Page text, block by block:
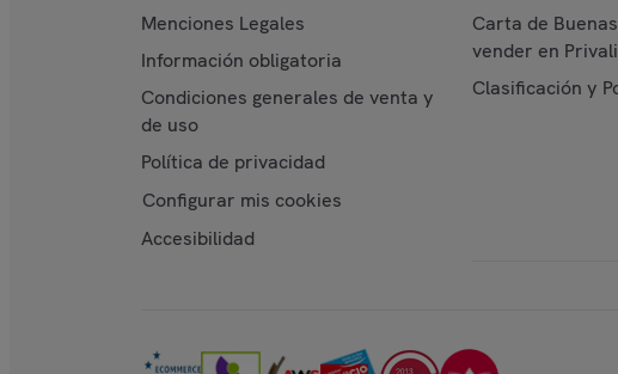
Menciones Legales
Información obligatoria
Condiciones generales de venta y
de uso
Política de privacidad
Configurar mis cookies
Accesibilidad
Carta de
vender en
Clasificación y